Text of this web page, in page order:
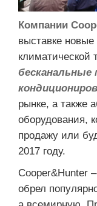
Компании
выставке
климатической
рынке, а также
оборудования,
продажу или
2017 году.
Cooper&Hunter
обрел